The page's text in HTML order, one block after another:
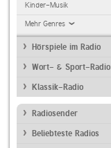
Kinder-Musik
Mehr Genres
Hörspiele im Radio
Wort- & Sport-Radio
Klassik-Radio
Radiosender
Beliebteste Radios